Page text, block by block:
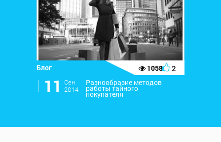
Блог 1058 2
l 11
Сен
2014
Разнообразие методов
работы тайного
покупателя